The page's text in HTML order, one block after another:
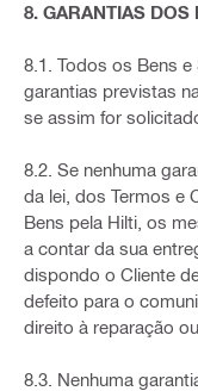
8. GARANTIAS DOS
8.1. Todos os Bens
garantias previstas
se assim for
8.2. Se nenhuma
da lei, dos Termos e
Bens pela Hilti, os
a contar da sua
dispondo o Cliente
defeito para o
direito à reparação
8.3. Nenhuma